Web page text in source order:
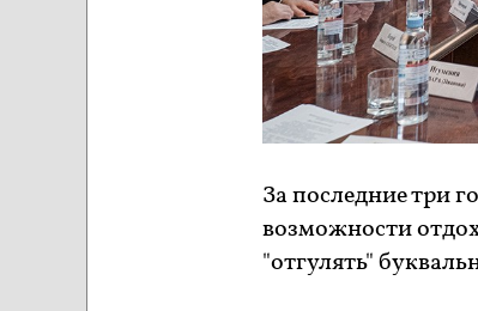
За последние три
возможности
"отгулять"